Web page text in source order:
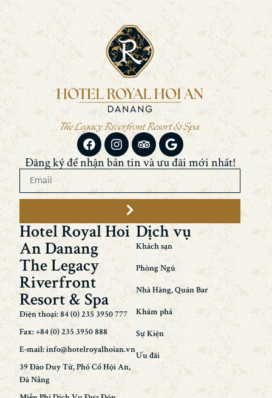
Đăng ký để nhận bản tin và ưu đãi mới nhất!
Hotel Royal Hoi
An Danang
The Legacy
Riverfront
Resort & Spa
Điện thoại: 84 (0) 235 3950 777
Fax: +84 (0) 235 3950 888
E-mail: info@hotelroyalhoian.vn
39 Đào Duy Từ, Phố Cổ Hội An,
Đà Nẵng
Dịch vụ
Khách sạn
Phòng Ngủ
Nhà Hàng, Quán Bar
Khám phá
Sự Kiện
Ưu đãi